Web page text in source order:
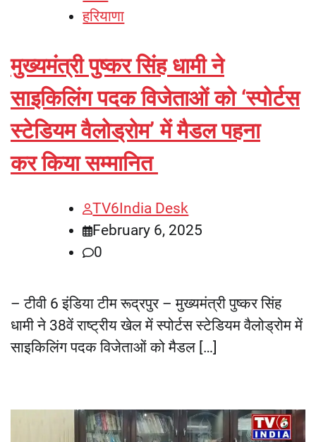
हरियाणा
मुख्यमंत्री पुष्कर सिंह धामी ने
साइकिलिंग पदक विजेताओं को ‘स्पोर्टस
स्टेडियम वैलोड्रोम’ में मैडल पहना
कर किया सम्मानित
TV6India Desk
February 6, 2025
0
– टीवी 6 इंडिया टीम रूद्रपुर – मुख्यमंत्री पुष्कर सिंह
धामी ने 38वें राष्ट्रीय खेल में स्पोर्टस स्टेडियम वैलोड्रोम में
साइकिलिंग पदक विजेताओं को मैडल […]